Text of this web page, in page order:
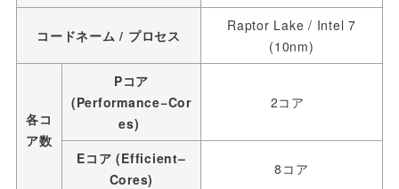
コードネーム / プロセス
Raptor Lake / Intel 7
(10nm)
各コ
ア数
Pコア
(Performance−Cor
es)
2コア
Eコア (Efficient–
Cores)
8コア